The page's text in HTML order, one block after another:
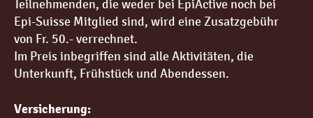
Teilnehmenden, die weder bei EpiActive noch bei
Epi-Suisse Mitglied sind, wird eine Zusatzgebühr
von Fr. 50.- verrechnet.
Im Preis inbegriffen sind alle Aktivitäten, die
Unterkunft, Frühstück und Abendessen.
Versicherung: